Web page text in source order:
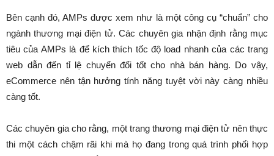
Bên cạnh đó, AMPs được xem như là một công cụ “chuẩn” cho
ngành thương mại điện tử. Các chuyên gia nhận định rằng mục
tiêu của AMPs là để kích thích tốc độ load nhanh của các trang
web dẫn đến tỉ lệ chuyển đổi tốt cho nhà bán hàng. Do vậy,
eCommerce nên tận hưởng tính năng tuyệt vời này càng nhiều
càng tốt.
Các chuyên gia cho rằng, một trang thương mại điện tử nên thực
thi một cách chậm rãi khi mà họ đang trong quá trình phối hợp